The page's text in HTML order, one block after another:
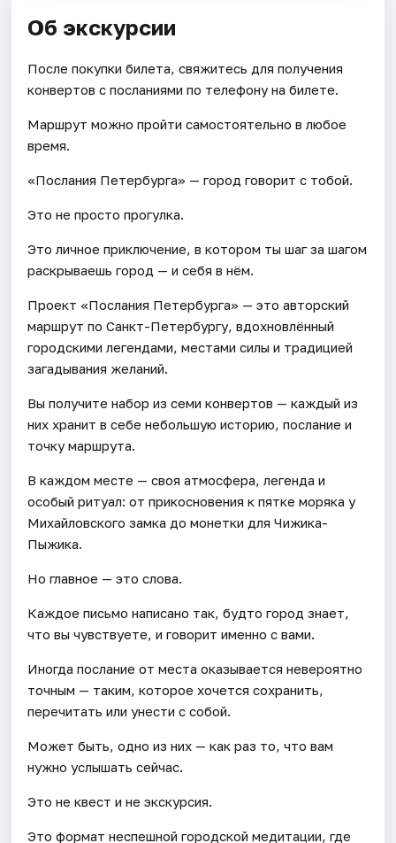
Об экскурсии
После покупки билета, свяжитесь для получения
конвертов с посланиями по телефону на билете.
Маршрут можно пройти самостоятельно в любое
время.
«Послания Петербурга» — город говорит с тобой.
Это не просто прогулка.
Это личное приключение, в котором ты шаг за шагом
раскрываешь город — и себя в нём.
Проект «Послания Петербурга» — это авторский
маршрут по Санкт-Петербургу, вдохновлённый
городскими легендами, местами силы и традицией
загадывания желаний.
Вы получите набор из семи конвертов — каждый из
них хранит в себе небольшую историю, послание и
точку маршрута.
В каждом месте — своя атмосфера, легенда и
особый ритуал: от прикосновения к пятке моряка у
Михайловского замка до монетки для Чижика-
Пыжика.
Но главное — это слова.
Каждое письмо написано так, будто город знает,
что вы чувствуете, и говорит именно с вами.
Иногда послание от места оказывается невероятно
точным — таким, которое хочется сохранить,
перечитать или унести с собой.
Может быть, одно из них — как раз то, что вам
нужно услышать сейчас.
Это не квест и не экскурсия.
Это формат неспешной городской медитации, где